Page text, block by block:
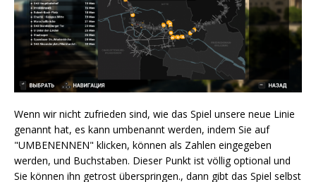
Wenn wir nicht zufrieden sind, wie das Spiel unsere neue Linie
genannt hat, es kann umbenannt werden, indem Sie auf
"UMBENENNEN" klicken, können als Zahlen eingegeben
werden, und Buchstaben. Dieser Punkt ist völlig optional und
Sie können ihn getrost überspringen., dann gibt das Spiel selbst